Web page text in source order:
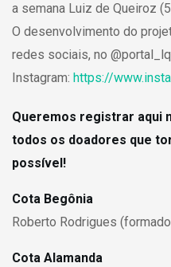
a semana Luiz de Queiroz
O desenvolvimento do
redes sociais, no
Instagram: https://
Queremos registrar aqui
todos os doadores que
possível!
Cota Begônia
Roberto Rodrigues
Cota Alamanda